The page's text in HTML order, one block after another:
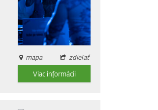
mapa
zdieľať
Viac informácii